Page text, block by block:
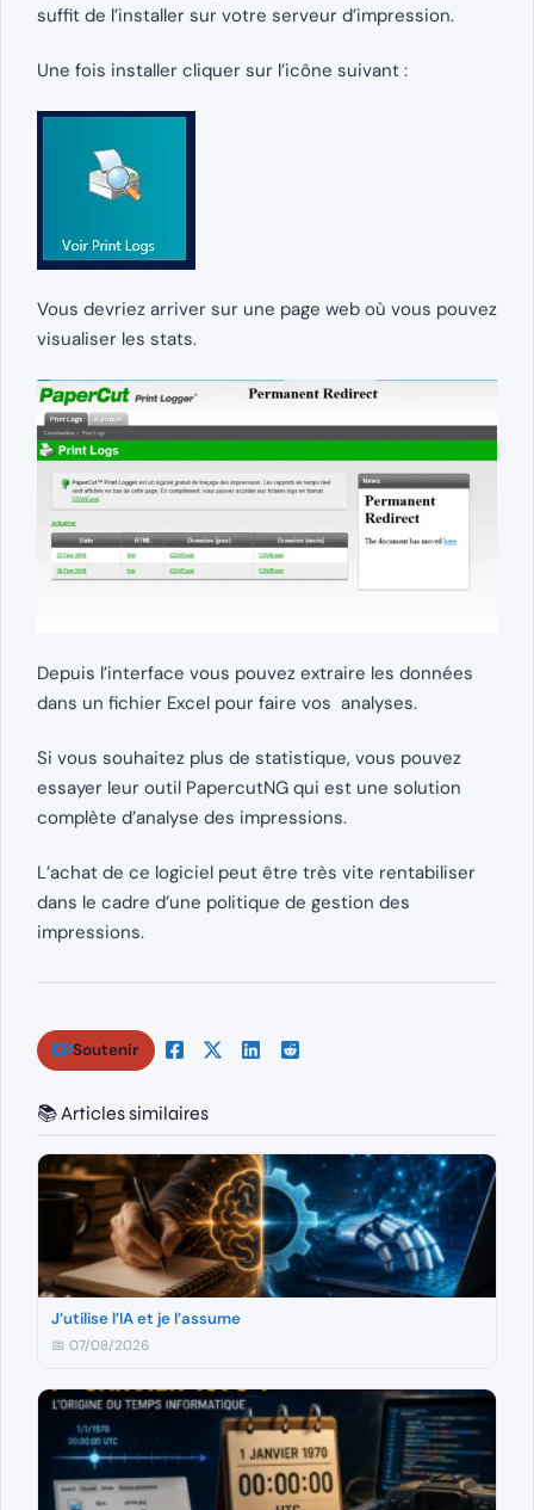
suffit de l’installer sur votre serveur d’impression.
Une fois installer cliquer sur l’icône suivant :
Vous devriez arriver sur une page web où vous pouvez
visualiser les stats.
Depuis l’interface vous pouvez extraire les données
dans un fichier Excel pour faire vos analyses.
Si vous souhaitez plus de statistique, vous pouvez
essayer leur outil PapercutNG qui est une solution
complète d’analyse des impressions.
L’achat de ce logiciel peut être très vite rentabiliser
dans le cadre d’une politique de gestion des
impressions.
Soutenir
📚 Articles similaires
J’utilise l’IA et je l’assume
📅 07/08/2026